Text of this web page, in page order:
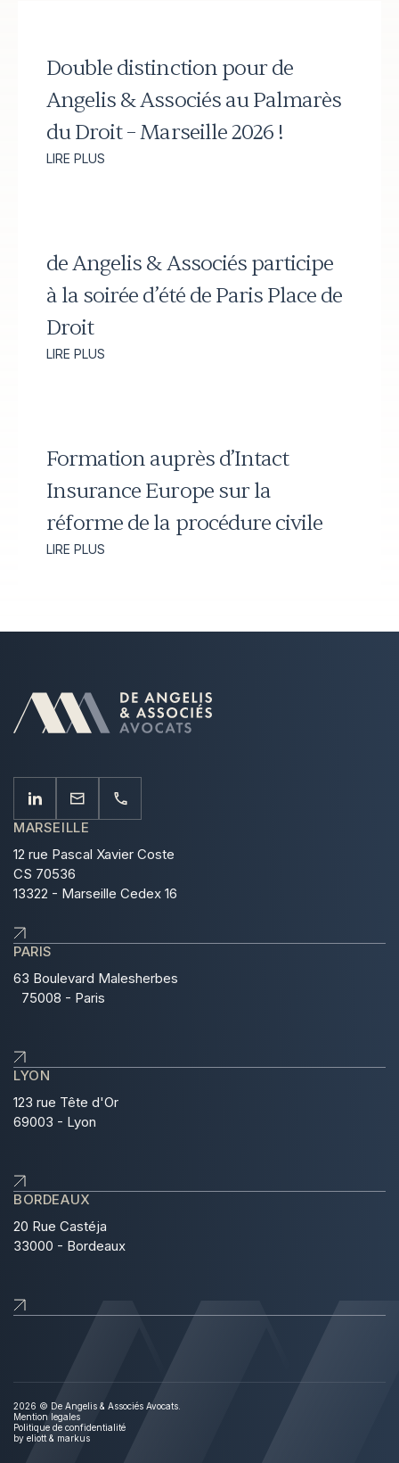
Double distinction pour de
Angelis & Associés au Palmarès
du Droit – Marseille 2026 !
LIRE PLUS
de Angelis & Associés participe
à la soirée d’été de Paris Place de
Droit
LIRE PLUS
Formation auprès d’Intact
Insurance Europe sur la
réforme de la procédure civile
LIRE PLUS
MARSEILLE
12 rue Pascal Xavier Coste
CS 70536
13322 - Marseille Cedex 16
PARIS
63 Boulevard Malesherbes
75008 - Paris
LYON
123 rue Tête d'Or
69003 - Lyon
BORDEAUX
20 Rue Castéja
33000 - Bordeaux
2026 © De Angelis & Associés Avocats.
Mention legales
Politique de confidentialité
by eliott & markus